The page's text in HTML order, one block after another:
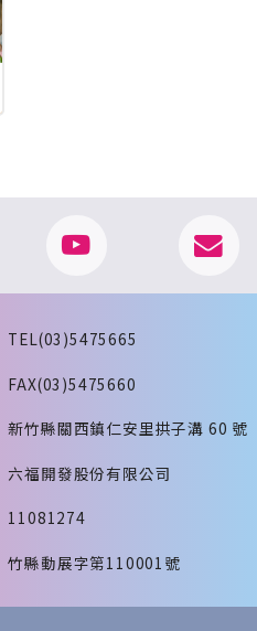
TEL(03)5475665
FAX(03)5475660
新竹縣關西鎮仁安里拱子溝 60 號
六福開發股份有限公司
11081274
竹縣動展字第110001號